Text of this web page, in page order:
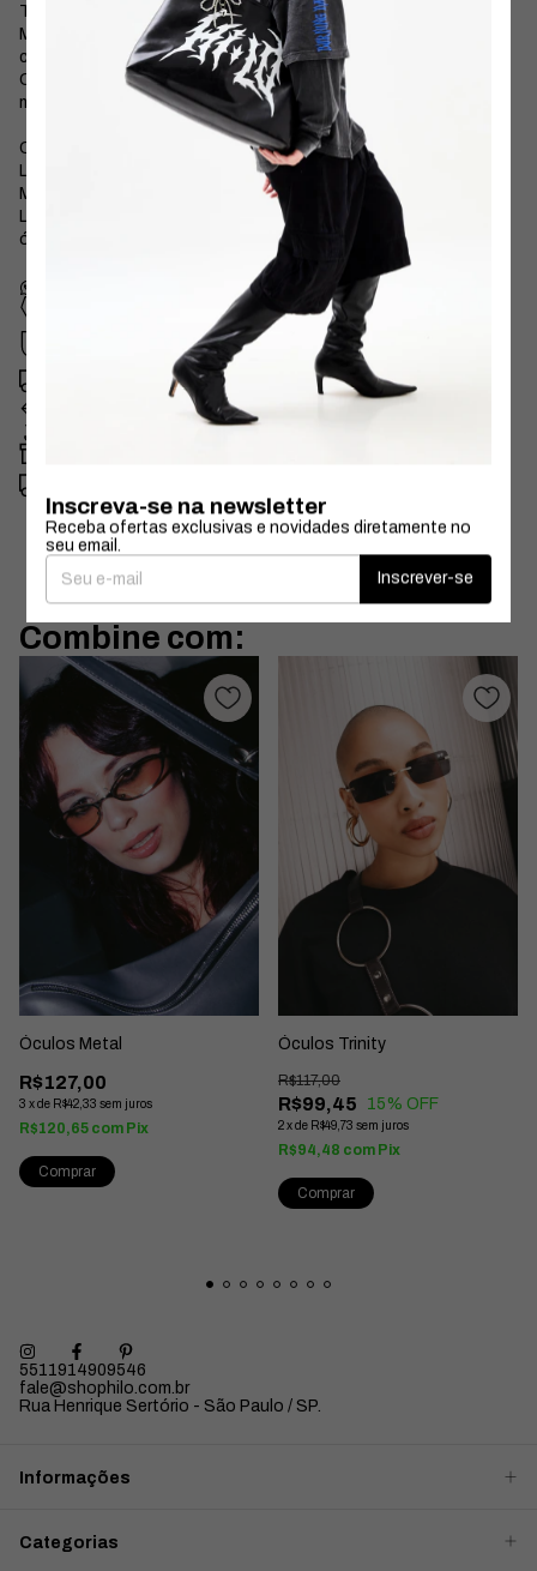
Tem gravação de logo HI-LO nas hastes e também na lente.
Modelagem mais fininha com laterais arredondadas, super chic e
com a qualidade impecável HI-LO que você conhece!
Combine com nossos outros lançamentos e saia com seu
melhor look!
Cor da armação: preto.
Lentes: escura esverdeada.
Medidas:
Lente: 5,2 cm de largura e 2,7 altura
óculos inteiro: 15 cm de largura e 3,5 cm de altura
para sua primeira compra
Seus dados protegidos
Frete Expresso SP
Entrega no mesmo dia
Trocas ou devoluções
fale@shophilo.com.br
Em compras acima de R$360
Combine com:
Óculos Metal
R$127,00
3 xde R$42,33 sem juros
R$120,65 com Pix
Óculos Trinity
R$99,45
R$117,00
15 % OFF
2xde R$49,73 sem juros
R$94,48 com Pix
5511914909546
fale@shophilo.com.br
Rua Henrique Sertório - São Paulo / SP.
Informações
Categorias
Inscreva-se na newsletter
Receba ofertas exclusivas e novidades diretamente no
seu email.
Inscrever-se